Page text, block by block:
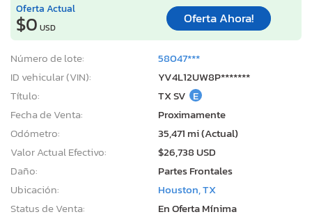
Oferta Actual
$0 USD
Oferta Ahora!
Número de lote:
58047***
ID vehicular (VIN):
YV4L12UW8P*******
Título:
TX SV E
Fecha de Venta:
Proximamente
Odómetro:
35,471 mi (Actual)
Valor Actual Efectivo:
$26,738 USD
Daño:
Partes Frontales
Ubicación:
Houston, TX
Status de Venta:
En Oferta Mínima